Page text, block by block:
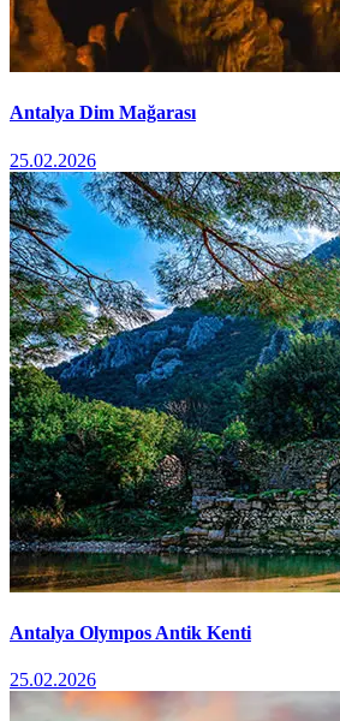
Antalya Dim Mağarası
25.02.2026
Antalya Olympos Antik Kenti
25.02.2026